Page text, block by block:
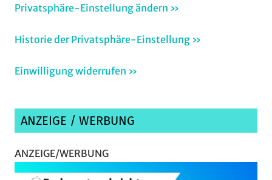
Privatsphäre-Einstellung ändern »
Historie der Privatsphäre-Einstellung »
Einwilligung widerrufen »
ANZEIGE / WERBUNG
ANZEIGE/WERBUNG